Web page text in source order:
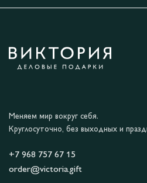
Меняем мир вокруг себя.
Круглосуточно, без выходных и
+7 968 757 67 15
order@victoria.gift